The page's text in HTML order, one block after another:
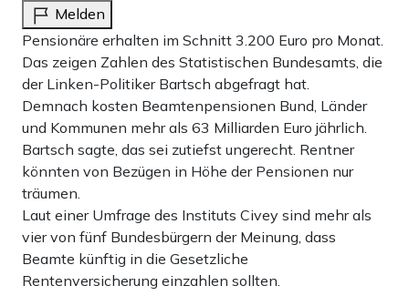
Melden
Pensionäre erhalten im Schnitt 3.200 Euro pro Monat.
Das zeigen Zahlen des Statistischen Bundesamts, die
der Linken-Politiker Bartsch abgefragt hat.
Demnach kosten Beamtenpensionen Bund, Länder
und Kommunen mehr als 63 Milliarden Euro jährlich.
Bartsch sagte, das sei zutiefst ungerecht. Rentner
könnten von Bezügen in Höhe der Pensionen nur
träumen.
Laut einer Umfrage des Instituts Civey sind mehr als
vier von fünf Bundesbürgern der Meinung, dass
Beamte künftig in die Gesetzliche
Rentenversicherung einzahlen sollten.